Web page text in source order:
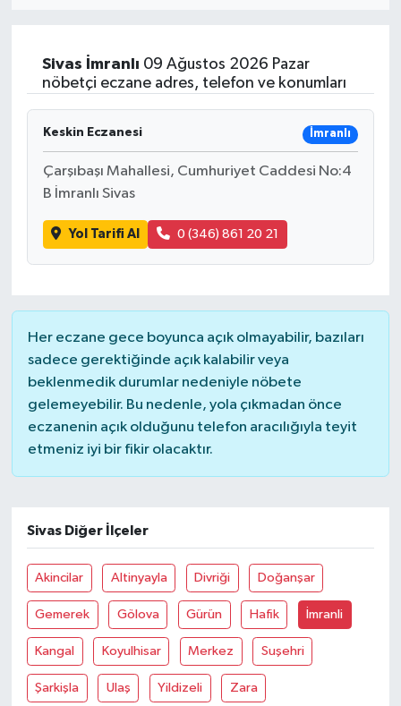
Sivas İmranlı 09 Ağustos 2026 Pazar
nöbetçi eczane adres, telefon ve konumları
Keskin Eczanesi İmranlı
Çarşıbaşı Mahallesi, Cumhuriyet Caddesi No:4
B İmranlı Sivas
Yol Tarifi Al 0 (346) 861 20 21
Her eczane gece boyunca açık olmayabilir, bazıları
sadece gerektiğinde açık kalabilir veya
beklenmedik durumlar nedeniyle nöbete
gelemeyebilir. Bu nedenle, yola çıkmadan önce
eczanenin açık olduğunu telefon aracılığıyla teyit
etmeniz iyi bir fikir olacaktır.
Sivas Diğer İlçeler
Akincilar Altinyayla Divriği Doğanşar
Gemerek Gölova Gürün Hafik İmranli
Kangal Koyulhisar Merkez Suşehri
Şarkişla Ulaş Yildizeli Zara
RÖPORTAJLAR
SİYASET
Yerel